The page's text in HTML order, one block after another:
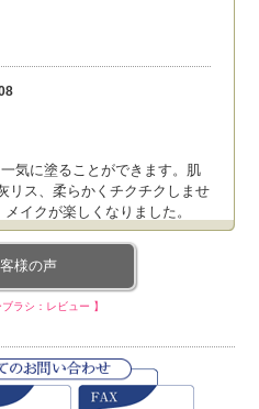
気に塗ることができます。肌
リス、柔らかくチクチクしませ
イクが楽しくなりました。
様の声
ラシ：レビュー 】